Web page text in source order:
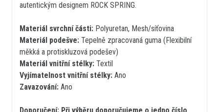
autentickým designem ROCK SPRING.
Materiál svrchní části: Polyuretan, Mesh/síťovina
Materiál podešve: Tepelně zpracovaná guma (Flexibilní
měkká a protiskluzová podešev)
Materiál vnitřní stélky: Textil
Vyjímatelnost vnitřní stélky: Ano
Zavazování: Ano